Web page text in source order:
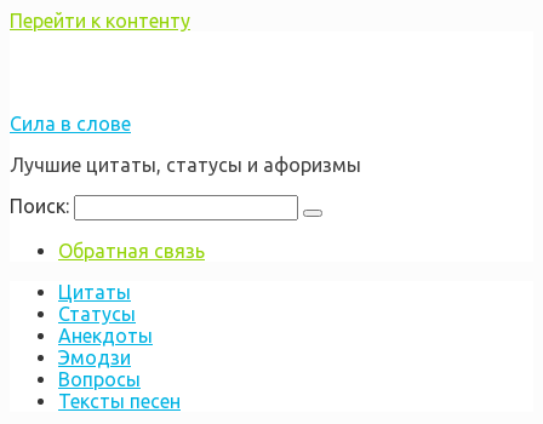
Перейти к контенту
Сила в слове
Лучшие цитаты, статусы и афоризмы
Поиск:
Обратная связь
Цитаты
Статусы
Анекдоты
Эмодзи
Вопросы
Тексты песен